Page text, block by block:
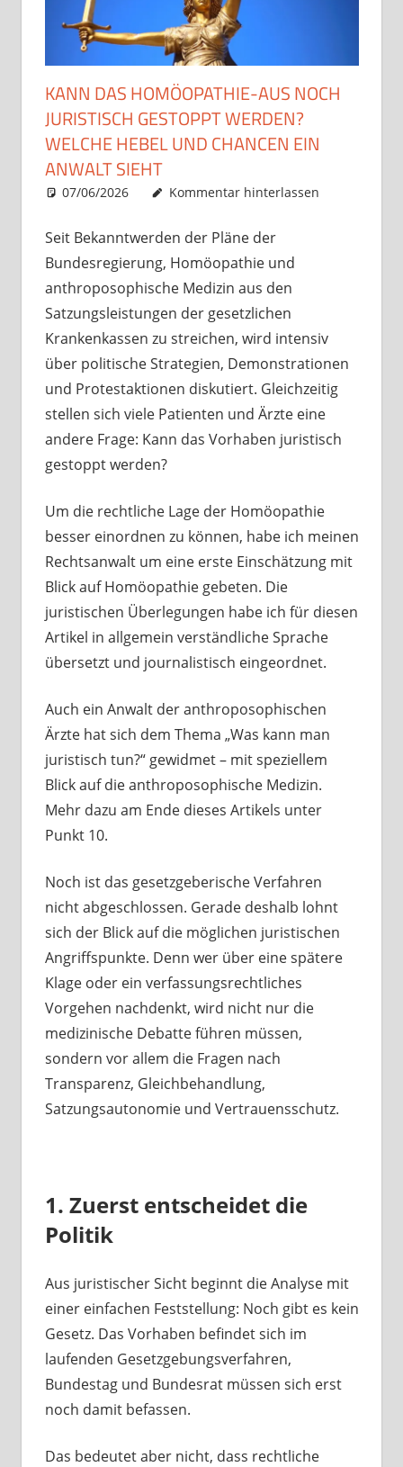
KANN DAS HOMÖOPATHIE-AUS NOCH
JURISTISCH GESTOPPT WERDEN?
WELCHE HEBEL UND CHANCEN EIN
ANWALT SIEHT
07/06/2026 Christian J. Becker
Uncategorized
Kommentar hinterlassen
Seit Bekanntwerden der Pläne der
Bundesregierung, Homöopathie und
anthroposophische Medizin aus den
Satzungsleistungen der gesetzlichen
Krankenkassen zu streichen, wird intensiv
über politische Strategien, Demonstrationen
und Protestaktionen diskutiert. Gleichzeitig
stellen sich viele Patienten und Ärzte eine
andere Frage: Kann das Vorhaben juristisch
gestoppt werden?
Um die rechtliche Lage der Homöopathie
besser einordnen zu können, habe ich meinen
Rechtsanwalt um eine erste Einschätzung mit
Blick auf Homöopathie gebeten. Die
juristischen Überlegungen habe ich für diesen
Artikel in allgemein verständliche Sprache
übersetzt und journalistisch eingeordnet.
Auch ein Anwalt der anthroposophischen
Ärzte hat sich dem Thema „Was kann man
juristisch tun?“ gewidmet – mit speziellem
Blick auf die anthroposophische Medizin.
Mehr dazu am Ende dieses Artikels unter
Punkt 10.
Noch ist das gesetzgeberische Verfahren
nicht abgeschlossen. Gerade deshalb lohnt
sich der Blick auf die möglichen juristischen
Angriffspunkte. Denn wer über eine spätere
Klage oder ein verfassungsrechtliches
Vorgehen nachdenkt, wird nicht nur die
medizinische Debatte führen müssen,
sondern vor allem die Fragen nach
Transparenz, Gleichbehandlung,
Satzungsautonomie und Vertrauensschutz.
1. Zuerst entscheidet die
Politik
Aus juristischer Sicht beginnt die Analyse mit
einer einfachen Feststellung: Noch gibt es kein
Gesetz. Das Vorhaben befindet sich im
laufenden Gesetzgebungsverfahren,
Bundestag und Bundesrat müssen sich erst
noch damit befassen.
Das bedeutet aber nicht, dass rechtliche